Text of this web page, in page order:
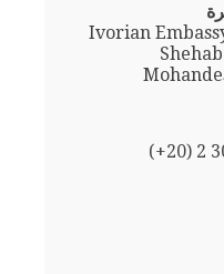
Ivorian
(+20) 2